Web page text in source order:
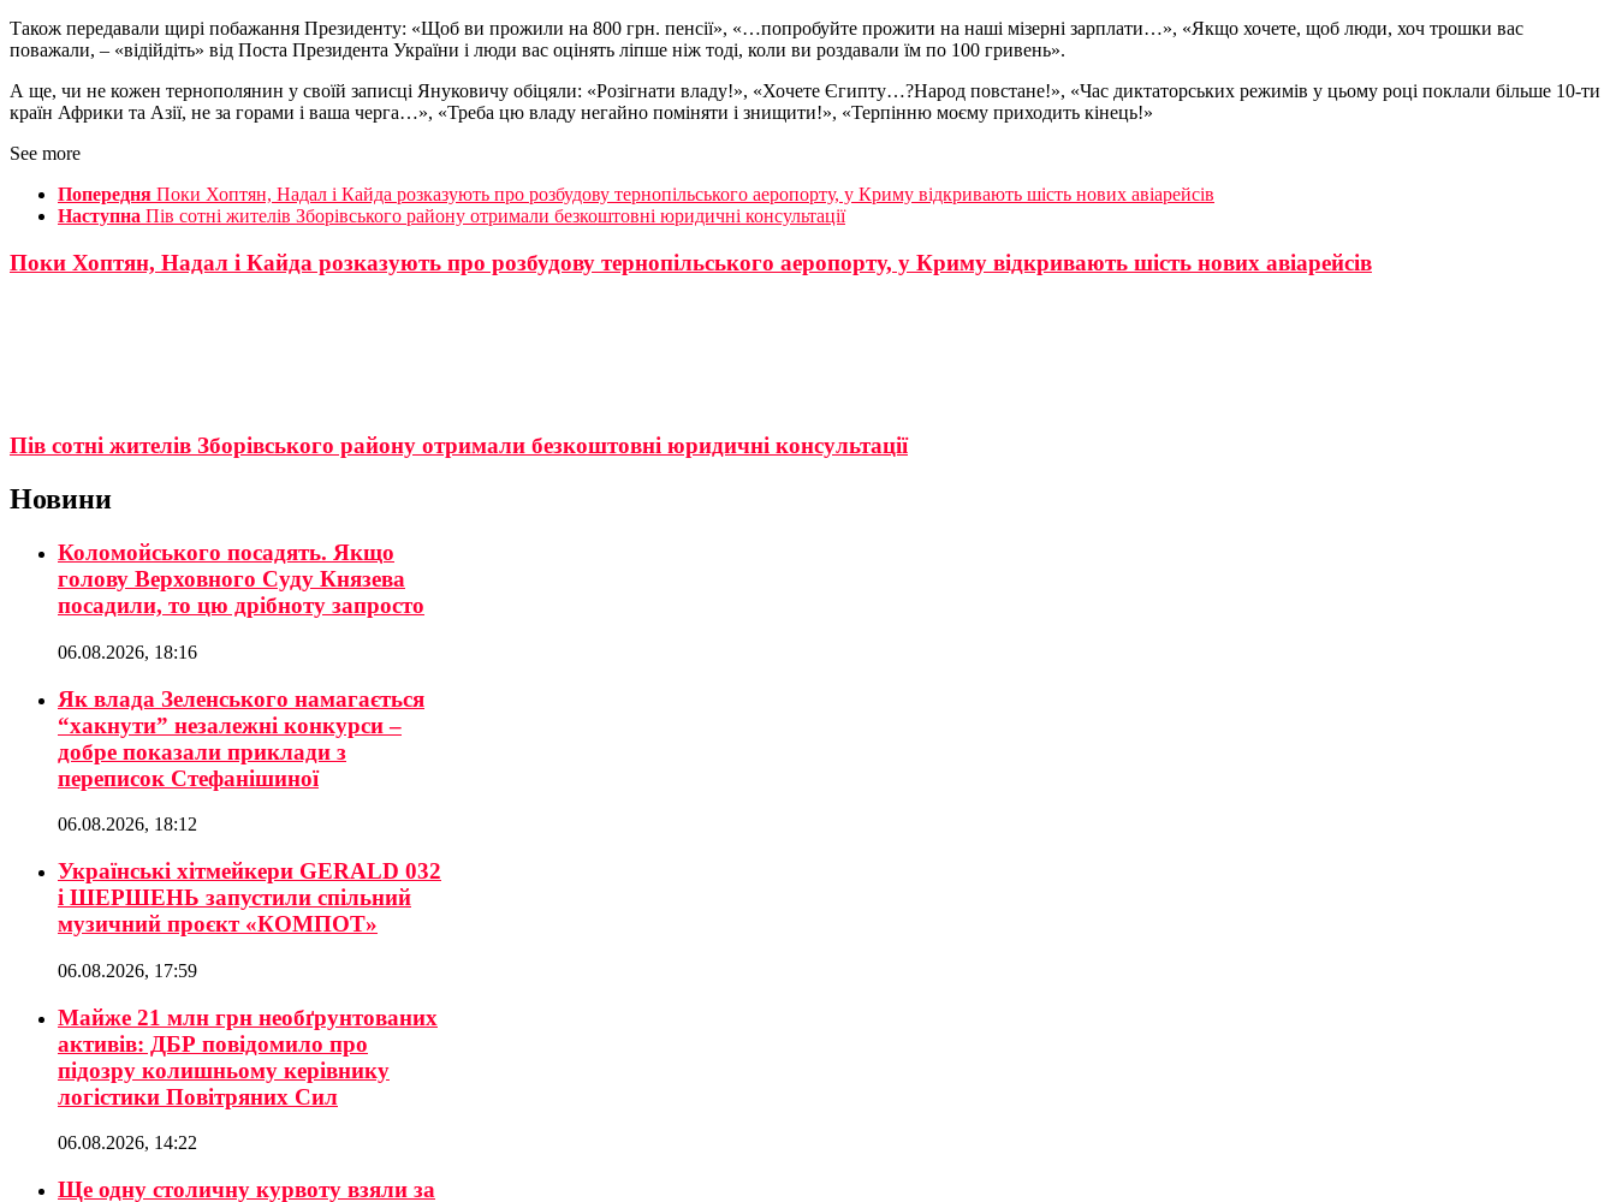
Також передавали щирі побажання Президенту: «Щоб ви прожили на 800 грн. пенсії», «…попробуйте прожити на наші мізерні зарплати…», «Якщо хочете, щоб люди, хоч трошки вас
поважали, – «відійдіть» від Поста Президента України і люди вас оцінять ліпше ніж тоді, коли ви роздавали їм по 100 гривень».
А ще, чи не кожен тернополянин у своїй записці Януковичу обіцяли: «Розігнати владу!», «Хочете Єгипту…?Народ повстане!», «Час диктаторських режимів у цьому році поклали більше 10-ти
країн Африки та Азії, не за горами і ваша черга…», «Треба цю владу негайно поміняти і знищити!», «Терпінню моєму приходить кінець!»
See more
Попередня Поки Хоптян, Надал і Кайда розказують про розбудову тернопільського аеропорту, у Криму відкривають шість нових авіарейсів
Наступна Пів сотні жителів Зборівського району отримали безкоштовні юридичні консультації
Поки Хоптян, Надал і Кайда розказують про розбудову тернопільського аеропорту, у Криму відкривають шість нових авіарейсів
Пів сотні жителів Зборівського району отримали безкоштовні юридичні консультації
Новини
Коломойського посадять. Якщо
голову Верховного Суду Князева
посадили, то цю дрібноту запросто
06.08.2026, 18:16
Як влада Зеленського намагається
“хакнути” незалежні конкурси –
добре показали приклади з
переписок Стефанішиної
06.08.2026, 18:12
Українські хітмейкери GERALD 032
і ШЕРШЕНЬ запустили спільний
музичний проєкт «КОМПОТ»
06.08.2026, 17:59
Майже 21 млн грн необґрунтованих
активів: ДБР повідомило про
підозру колишньому керівнику
логістики Повітряних Сил
06.08.2026, 14:22
Ще одну столичну курвоту взяли за